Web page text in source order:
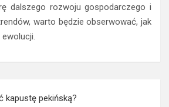
dalszego rozwoju gospodarczego i
warto będzie obserwować, jak
kapustę pekińską?